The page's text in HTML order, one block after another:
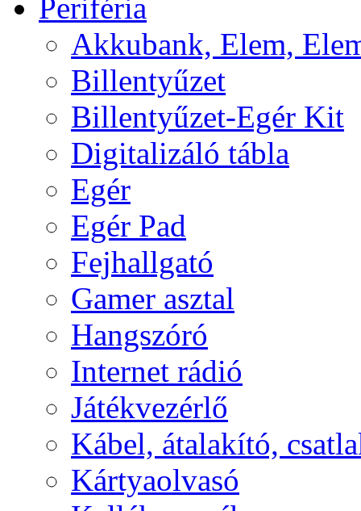
Periféria
Akkubank, Elem,
Billentyűzet
Billentyűzet-Egér Kit
Digitalizáló tábla
Egér
Egér Pad
Fejhallgató
Gamer asztal
Hangszóró
Internet rádió
Játékvezérlő
Kábel, átalakító,
Kártyaolvasó